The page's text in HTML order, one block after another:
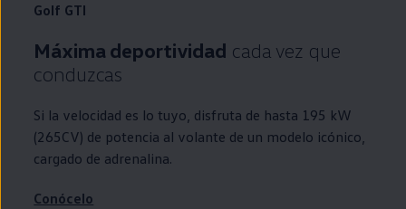
Golf GTI
Máxima deportividad cada vez que
conduzcas
Si la velocidad es lo tuyo, disfruta de hasta 195 kW
(265CV) de potencia al volante de un modelo icónico,
cargado de adrenalina.
Conócelo